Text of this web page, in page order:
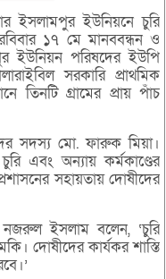
ইসলামপুর ইউনিয়নে চুরি
১৭ মে মানববন্ধন ও
ইউনিয়ন পরিষদের ইউপি
সরকারি প্রাথমিক
তিনটি গ্রামের প্রায় পাঁচ
সদস্য মো. ফারুক মিয়া।
এবং অন্যায় কর্মকাণ্ডের
সহায়তায় দোষীদের
ইসলাম বলেন, ‘চুরি
দোষীদের কার্যকর শাস্তি